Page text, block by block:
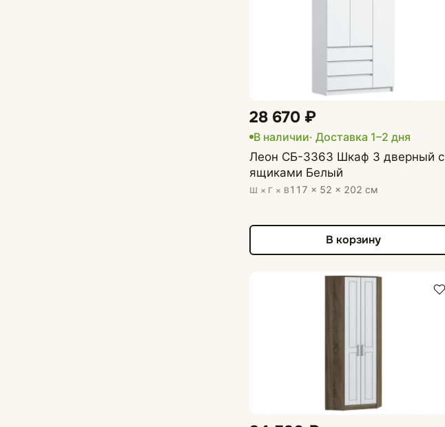
28 670 ₽
В наличии· Доставка 1–2 дня
Леон СБ-3363 Шкаф 3 дверный с
ящиками Белый
Ш × Г × В117 × 52 × 202 см
В корзину